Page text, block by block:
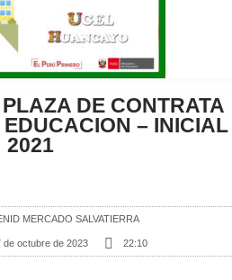
DE CONTRATA
– INICIAL
2021
MERCADO SALVATIERRA
de octubre de 2023 22:10